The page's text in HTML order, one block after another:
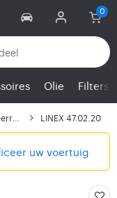
Olie Filters
LINEX 47.02.20
uw voertuig